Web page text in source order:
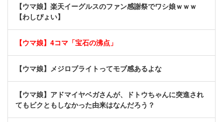
【ウマ娘】楽天イーグルスのファン感謝祭でワシ娘ｗｗｗ
【わしぴょい】
【ウマ娘】4コマ「宝石の沸点」
【ウマ娘】メジロブライトってモブ感あるよな
【ウマ娘】アドマイヤベガさんが、ドトウちゃんに突進され
てもビクともしなかった由来はなんだろう？